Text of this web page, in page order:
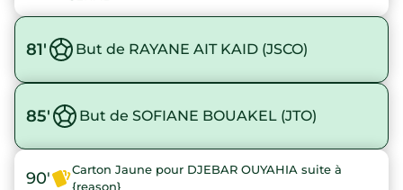
81' But de RAYANE AIT KAID (JSCO)
85' But de SOFIANE BOUAKEL (JTO)
90'
Carton Jaune pour DJEBAR OUYAHIA suite à
{reason}